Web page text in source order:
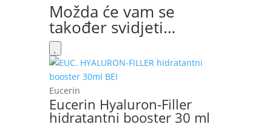
Možda će vam se
također svidjeti…
Eucerin
Eucerin Hyaluron-Filler
hidratantni booster 30 ml